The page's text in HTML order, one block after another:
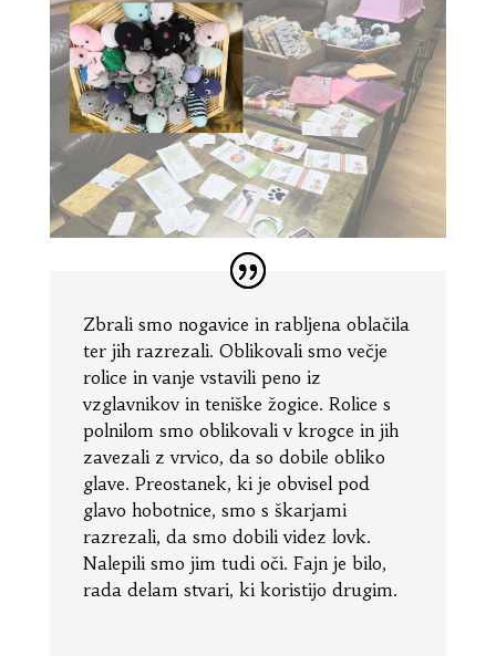
Zbrali smo nogavice in rabljena oblačila
ter jih razrezali. Oblikovali smo večje
rolice in vanje vstavili peno iz
vzglavnikov in teniške žogice. Rolice s
polnilom smo oblikovali v krogce in jih
zavezali z vrvico, da so dobile obliko
glave. Preostanek, ki je obvisel pod
glavo hobotnice, smo s škarjami
razrezali, da smo dobili videz lovk.
Nalepili smo jim tudi oči. Fajn je bilo,
rada delam stvari, ki koristijo drugim.